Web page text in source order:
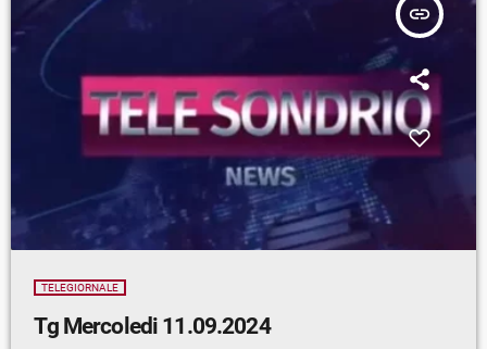
insert_link
TELEGIORNALE
Tg Mercoledi 11.09.2024